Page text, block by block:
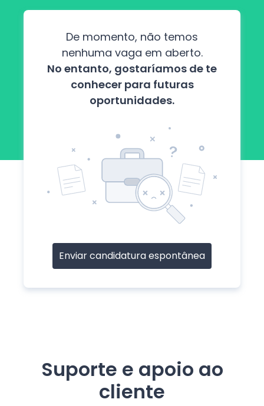
De momento, não temos
nenhuma vaga em aberto.
No entanto, gostaríamos de te
conhecer para futuras
oportunidades.
Enviar candidatura espontânea
Suporte e apoio ao
cliente